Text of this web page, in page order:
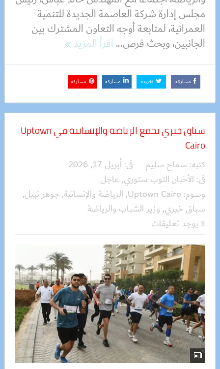
مجلس إدارة شركة العاصمة الجديدة للتنمية
العمرانية، لمتابعة أوجه التعاون المشترك بين
الجانبين، وبحث فرص...اقرأ المزيد
مشاركة تغريدة مشاركة مشاركة
سباق خيري يجمع الرياضة والإنسانية في Uptown
Cairo
كتبه: سماح سليم فى:أبريل 17, 2026
فى: الأخبار, التوب ستوري, عاجل
وسوم: Uptown Cairo
, الرياضة والإنسانية, جوهر نبيل,
سباق خيري, وزير الشباب والرياضة
لا يوجد تعليقات